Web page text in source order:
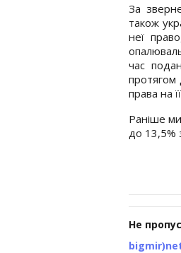
За
також
неї
час
протягом
права на
Раніше
до 13,5%
Не